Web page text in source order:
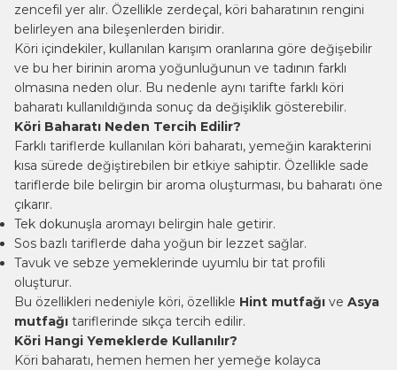
zencefil yer alır. Özellikle zerdeçal, köri baharatının rengini
belirleyen ana bileşenlerden biridir.
Köri içindekiler, kullanılan karışım oranlarına göre değişebilir
ve bu her birinin aroma yoğunluğunun ve tadının farklı
olmasına neden olur. Bu nedenle aynı tarifte farklı köri
baharatı kullanıldığında sonuç da değişiklik gösterebilir.
Köri Baharatı Neden Tercih Edilir?
Farklı tariflerde kullanılan köri baharatı, yemeğin karakterini
kısa sürede değiştirebilen bir etkiye sahiptir. Özellikle sade
tariflerde bile belirgin bir aroma oluşturması, bu baharatı öne
çıkarır.
Tek dokunuşla aromayı belirgin hale getirir.
Sos bazlı tariflerde daha yoğun bir lezzet sağlar.
Tavuk ve sebze yemeklerinde uyumlu bir tat profili
oluşturur.
Bu özellikleri nedeniyle köri, özellikle Hint mutfağı ve Asya
mutfağı tariflerinde sıkça tercih edilir.
Köri Hangi Yemeklerde Kullanılır?
Köri baharatı, hemen hemen her yemeğe kolayca